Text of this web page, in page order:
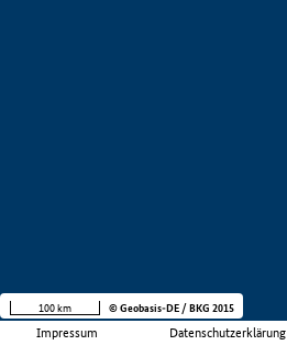
Impressum Datenschutzerklärung
100 km © Geobasis-DE / BKG 2015